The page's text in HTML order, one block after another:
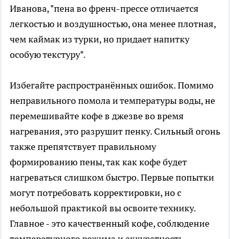
Иванова, "пена во френч-прессе отличается
легкостью и воздушностью, она менее плотная,
чем каймак из турки, но придает напитку
особую текстуру".
Избегайте распространённых ошибок. Помимо
неправильного помола и температуры воды, не
перемешивайте кофе в джезве во время
нагревания, это разрушит пенку. Сильный огонь
также препятствует правильному
формированию пены, так как кофе будет
нагреваться слишком быстро. Первые попытки
могут потребовать корректировки, но с
небольшой практикой вы освоите технику.
Главное - это качественный кофе, соблюдение